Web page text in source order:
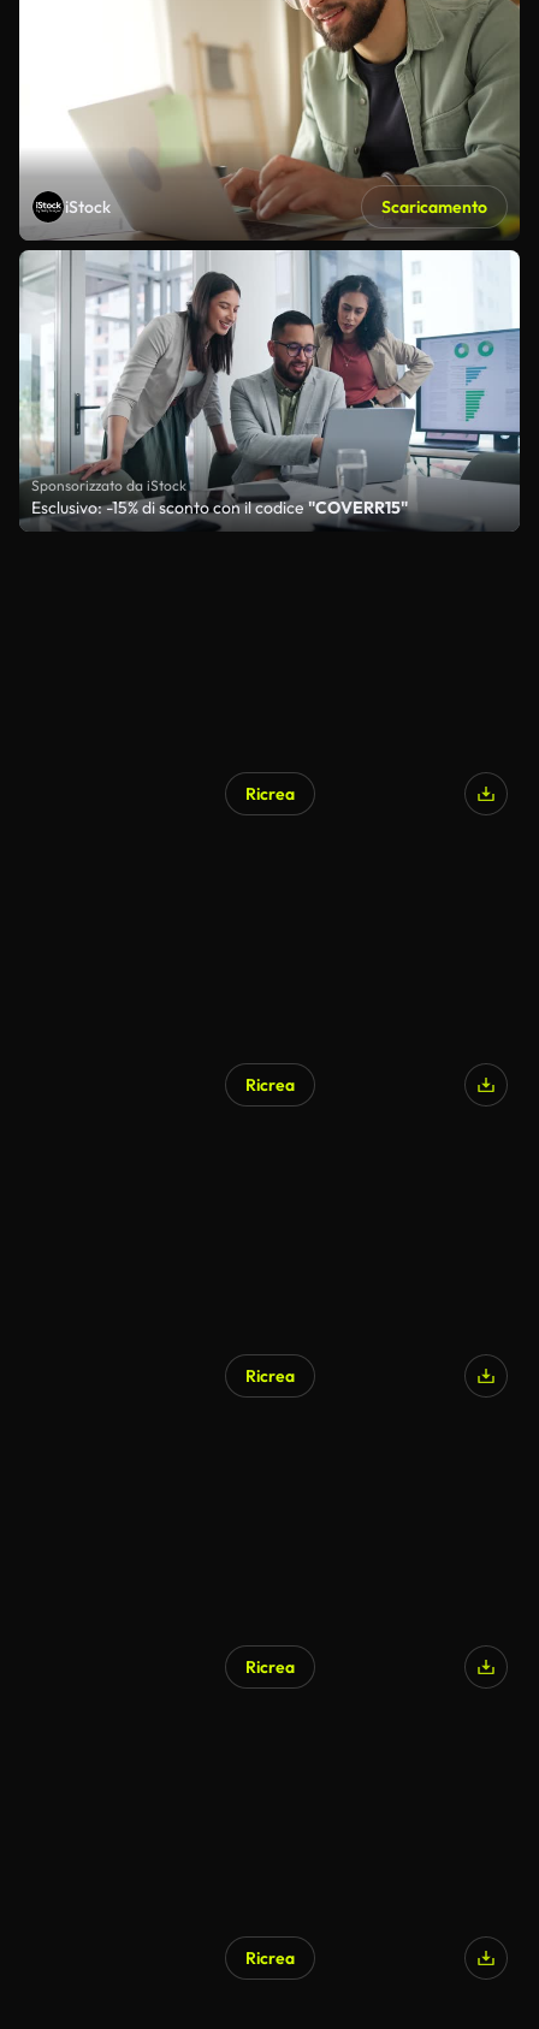
iStock Scaricamento
Sponsorizzato da iStock
Esclusivo: -15% di sconto con il codice"COVERR15"
Ricrea
Ricrea
Ricrea
Ricrea
Ricrea